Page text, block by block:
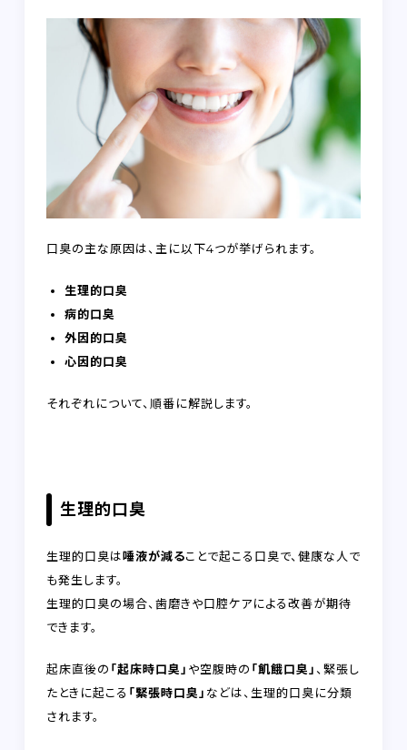
口臭の主な原因は、主に以下4つが挙げられます。
生理的口臭
病的口臭
外因的口臭
心因的口臭
それぞれについて、順番に解説します。
生理的口臭
生理的口臭は唾液が減ることで起こる口臭で、健康な人で
も発生します。
生理的口臭の場合、歯磨きや口腔ケアによる改善が期待
できます。
起床直後の 「起床時口臭」 や空腹時の 「飢餓口臭」 、緊張し
たときに起こる 「緊張時口臭」 などは、生理的口臭に分類
されます。